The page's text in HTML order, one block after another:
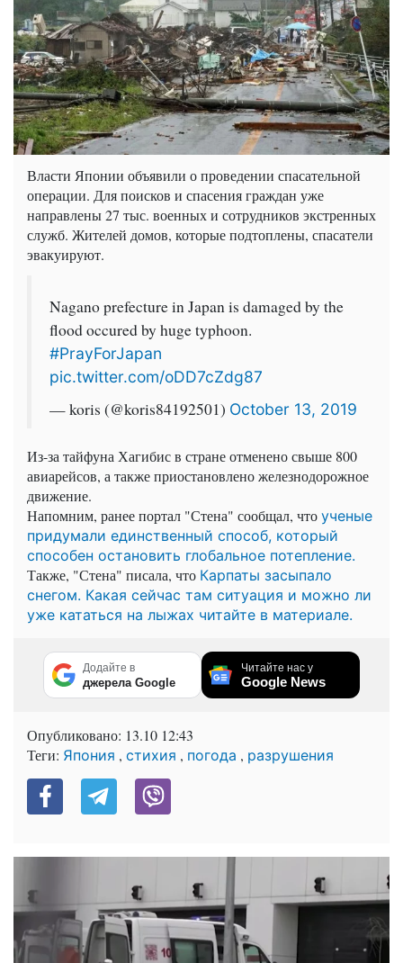
Власти Японии объявили о проведении спасательной
операции. Для поисков и спасения граждан уже
направлены 27 тыс. военных и сотрудников экстренных
служб. Жителей домов, которые подтоплены, спасатели
эвакуируют.
Nagano prefecture in Japan is damaged by the
flood occured by huge typhoon.
#PrayForJapan
pic.twitter.com/oDD7cZdg87
— koris (@koris84192501) October 13, 2019
Из-за тайфуна Хагибис в стране отменено свыше 800
авиарейсов, а также приостановлено железнодорожное
движение.
Напомним, ранее портал "Стена" сообщал, что ученые
придумали единственный способ, который
способен остановить глобальное потепление.
Также, "Стена" писала, что Карпаты засыпало
снегом. Какая сейчас там ситуация и можно ли
уже кататься на лыжах читайте в материале.
Додайте в
джерела Google
Читайте нас у
Google News
Опубликовано: 13.10 12:43
Теги: Япония , стихия , погода , разрушения